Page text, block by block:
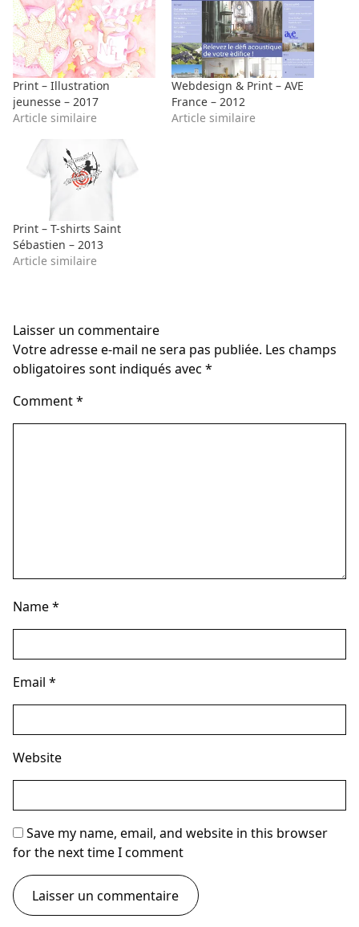
Print – Illustration
jeunesse – 2017
Article similaire
Webdesign & Print – AVE
France – 2012
Article similaire
Print – T-shirts Saint
Sébastien – 2013
Article similaire
Laisser un commentaire
Votre adresse e-mail ne sera pas publiée. Les champs
obligatoires sont indiqués avec *
Comment*
Name*
Email *
Website
Save my name, email, and website in this browser
for the next time I comment